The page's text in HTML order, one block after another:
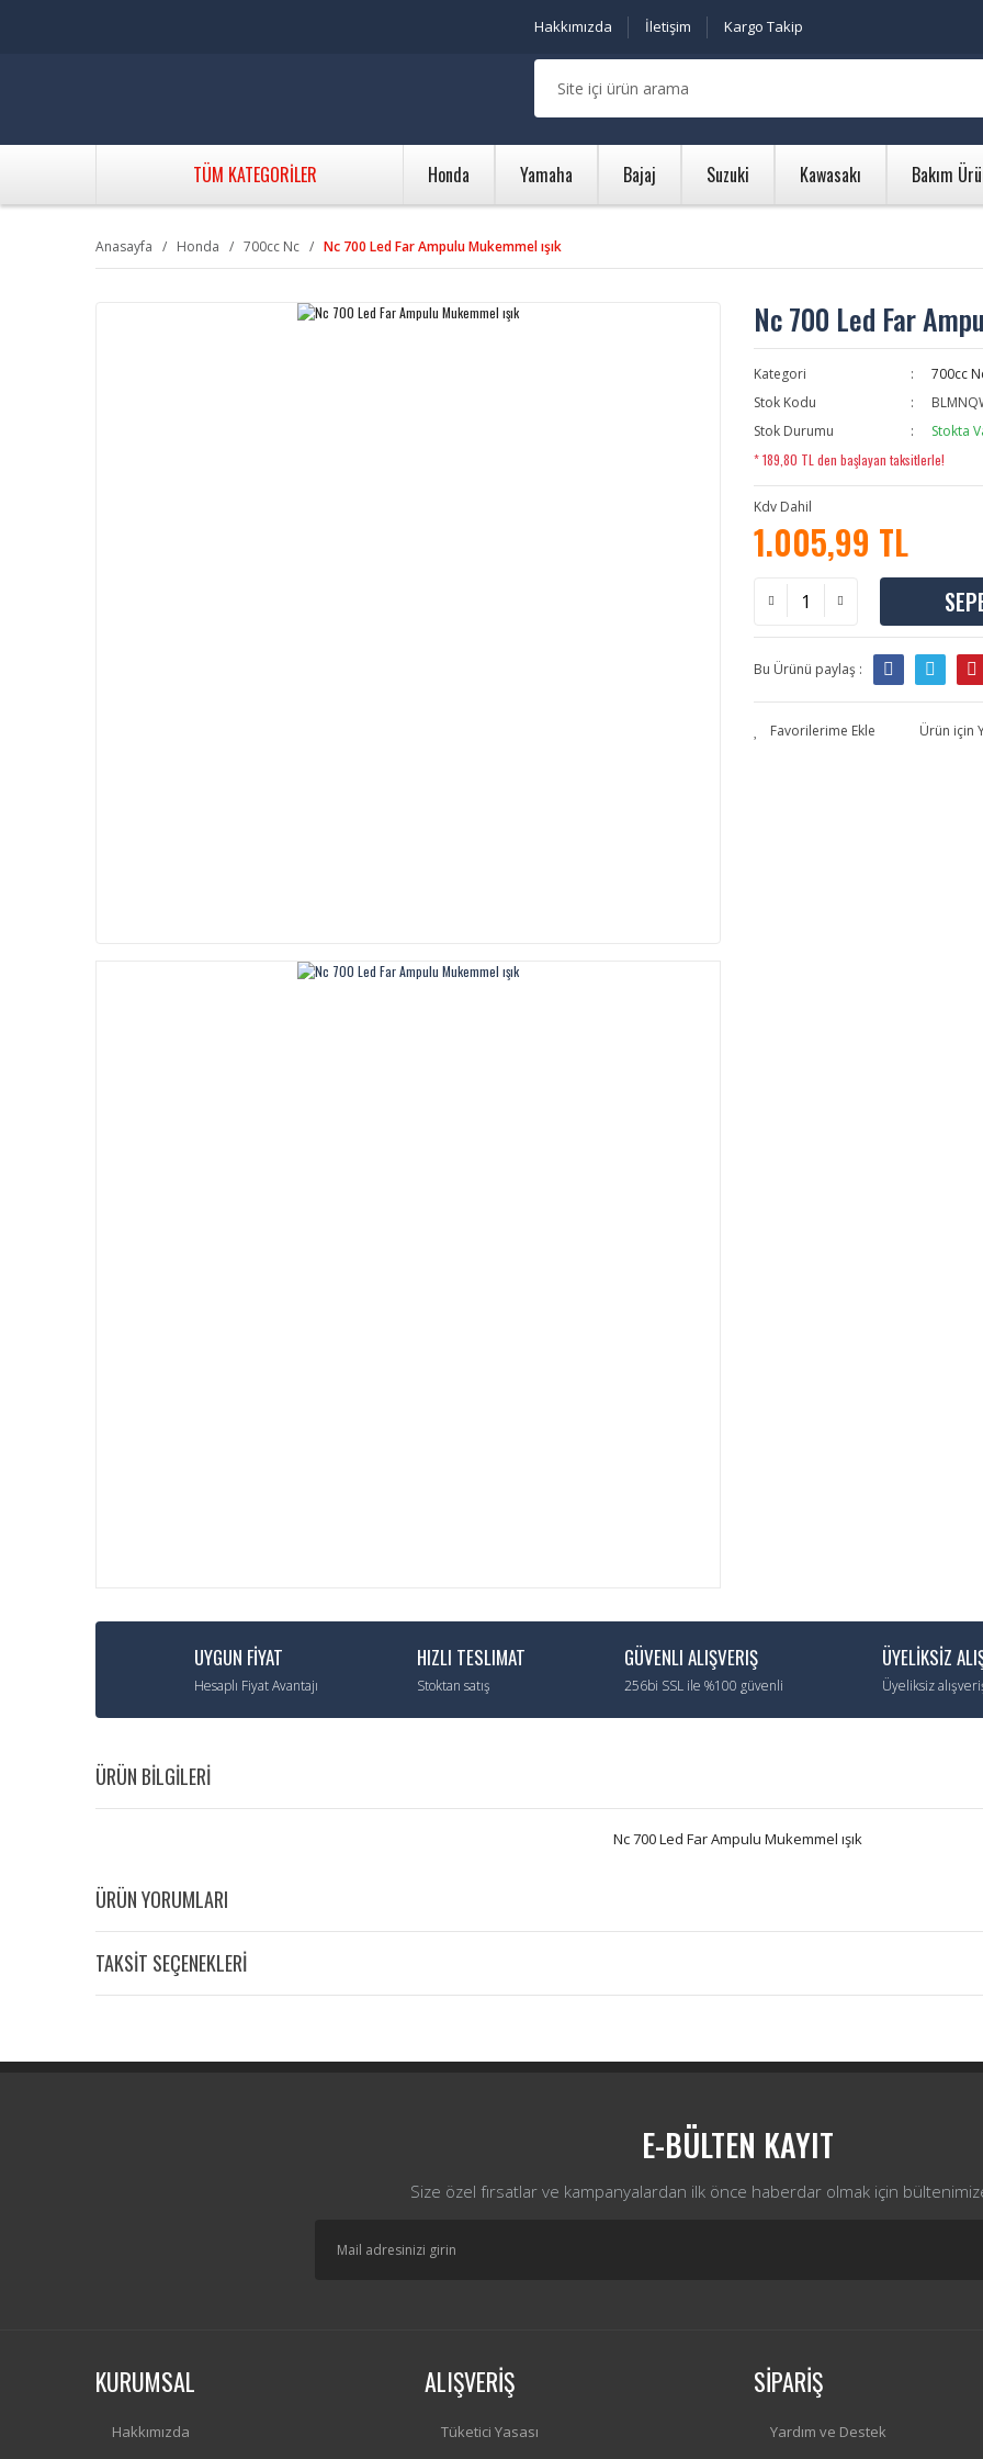
Hakkımızda İletişim Kargo Takip
TÜM KATEGORİLER Honda Yamaha Bajaj Suzuki Kawasakı Bakım
Anasayfa Honda 700cc Nc Nc 700 Led Far Ampulu Mukemmel ışık
Nc 700 Led Far
Kategori
700cc
Stok Kodu
Stok Durumu
Stokta
* 189,80 TL den başlayan taksitlerle!
Kdv Dahil
1.005,99 TL
Bu Ürünü paylaş :
Ürün için
UYGUN FİYAT
Hesaplı Fiyat Avantajı
HIZLI TESLIMAT
Stoktan satış
GÜVENLI ALIŞVERIŞ
256bi SSL ile %100 güvenli
ÜYELİKSİZ
Üyeliksiz
ÜRÜN BİLGİLERİ
Nc 700 Led Far Ampulu Mukemmel ışık
ÜRÜN YORUMLARI
TAKSİT SEÇENEKLERİ
E-BÜLTEN KAYIT
Size özel fırsatlar ve kampanyalardan ilk önce haberdar olmak için
KURUMSAL
Hakkımızda
ALIŞVERİŞ
Tüketici Yasası
SİPARİŞ
Yardım ve Destek